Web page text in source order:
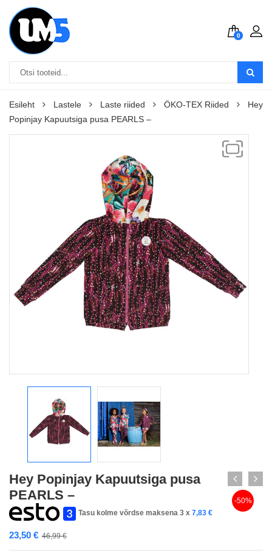
0
Esileht Lastele Laste riided ÖKO-TEX Riided
Hey
Popinjay Kapuutsiga pusa PEARLS –
Hey Popinjay Kapuutsiga pusa
PEARLS –
Tasu kolme võrdse maksena 3 x 7,83 €
46,99€
23,50 €
-50%